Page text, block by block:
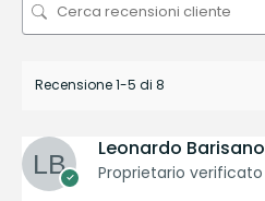
Recensione 1-5 di 8
Leonardo Barisano
Proprietario verificato